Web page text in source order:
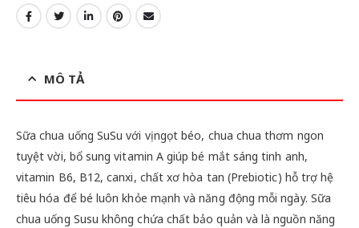
MÔ TẢ
Sữa chua uống SuSu với vị ngọt béo, chua chua thơm ngon
tuyệt vời, bổ sung vitamin A giúp bé mắt sáng tinh anh,
vitamin B6, B12, canxi, chất xơ hòa tan (Prebiotic) hỗ trợ hệ
tiêu hóa để bé luôn khỏe mạnh và năng động mỗi ngày. Sữa
chua uống Susu không chứa chất bảo quản và là nguồn năng